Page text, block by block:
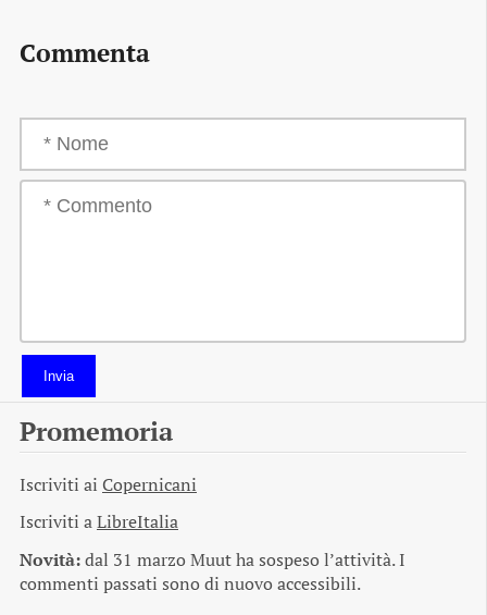
Commenta
Invia
Promemoria
Iscriviti ai Copernicani
Iscriviti aLibreItalia
Novità:dal 31 marzo Muut ha sospeso l’attività. I
commenti passati sono di nuovo accessibili.